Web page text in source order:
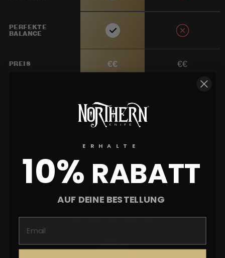
PERFEKTE
BALANCE
PREIS €€ €€
EMPFOHLEN VON 40.000+
ZUFRIEDENEN KUNDEN
ERHALTE
10% RABATT
AUF DEINE BESTELLUNG